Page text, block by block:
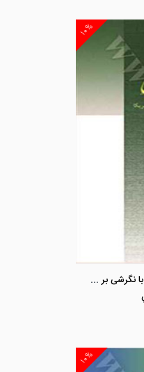
۱۰%
اصل شخصی بودن مسئولیت کیفری «با نگرشی بر قوانین کیفری فرانسه و آمریکا»
۱۰%